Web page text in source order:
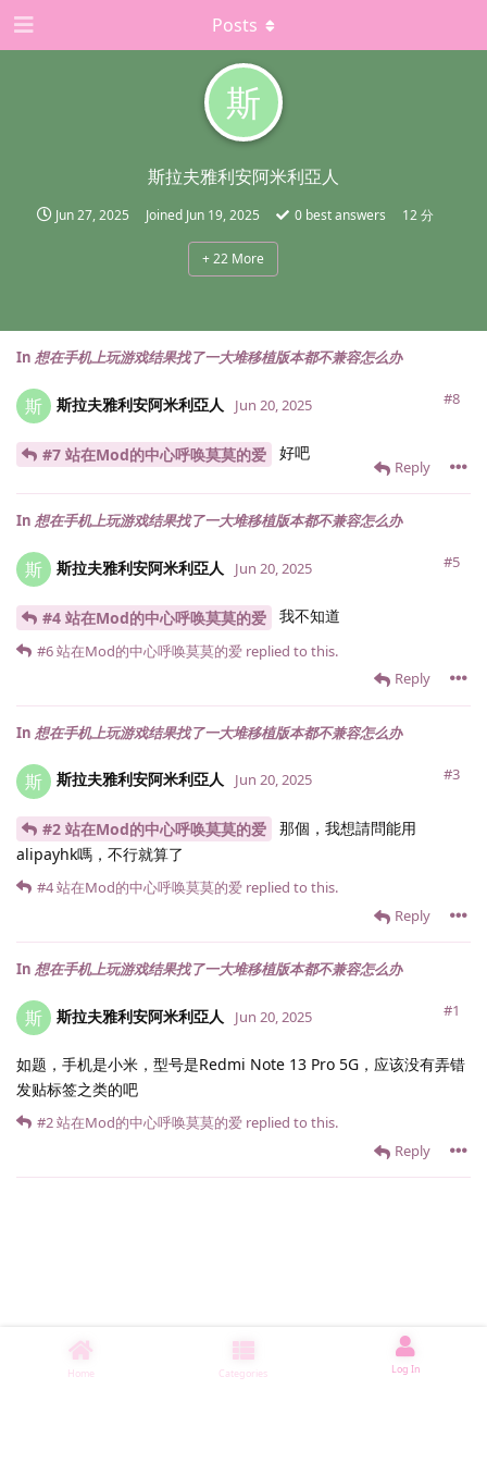
斯
斯拉夫雅利安阿米利亞人
Jun 27, 2025 Joined Jun 19, 2025 0 best answers 12 分
+22More
Posts
In 想在手机上玩游戏结果找了一大堆移植版本都不兼容怎么办
斯 斯拉夫雅利安阿米利亞人 #8
Jun 20, 2025
#7 站在Mod的中心呼唤莫莫的爱 好吧
Reply
In 想在手机上玩游戏结果找了一大堆移植版本都不兼容怎么办
斯 斯拉夫雅利安阿米利亞人 #5
Jun 20, 2025
#4 站在Mod的中心呼唤莫莫的爱 我不知道
Reply
#6站在Mod的中心呼唤莫莫的爱 replied to this.
In 想在手机上玩游戏结果找了一大堆移植版本都不兼容怎么办
斯 斯拉夫雅利安阿米利亞人 #3
Jun 20, 2025
#2 站在Mod的中心呼唤莫莫的爱
那個，我想請問能用
alipayhk嗎，不行就算了
Reply
#4站在Mod的中心呼唤莫莫的爱 replied to this.
In 想在手机上玩游戏结果找了一大堆移植版本都不兼容怎么办
斯 斯拉夫雅利安阿米利亞人 #1
Jun 20, 2025
如题，手机是小米，型号是Redmi Note 13 Pro 5G，应该没有弄错
发贴标签之类的吧
Reply
#2站在Mod的中心呼唤莫莫的爱 replied to this.
Home Categories Log In